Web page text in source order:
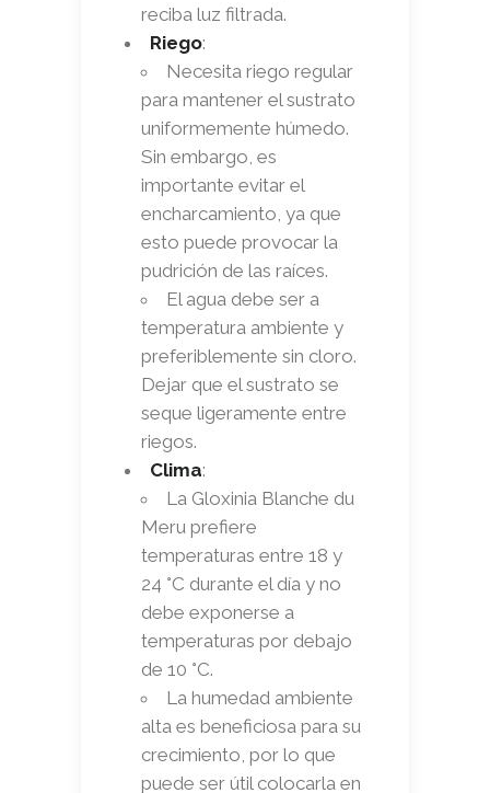
reciba luz filtrada.
Riego:
Necesita riego regular
para mantener el sustrato
uniformemente húmedo.
Sin embargo, es
importante evitar el
encharcamiento, ya que
esto puede provocar la
pudrición de las raíces.
El agua debe ser a
temperatura ambiente y
preferiblemente sin cloro.
Dejar que el sustrato se
seque ligeramente entre
riegos.
Clima:
La Gloxinia Blanche du
Meru prefiere
temperaturas entre 18 y
24 °C durante el día y no
debe exponerse a
temperaturas por debajo
de 10 °C.
La humedad ambiente
alta es beneficiosa para su
crecimiento, por lo que
puede ser útil colocarla en